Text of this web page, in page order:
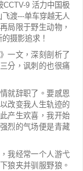
CCTV-9 活力中国极
飞渡---单车穿越无人
局限于野生动物，
摄影追求！
一文，深刻剖析了
分，讽刺的也很痛
就辞职了。要感恩
以改变我人生轨迹的
产生欢喜，我开始
烈的气场便是青藏
我经常一个人游弋
狼夹并驯服野狼。